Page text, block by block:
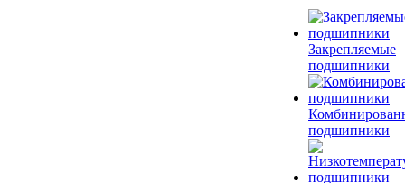
Закрепляемые
подшипники
подшипники